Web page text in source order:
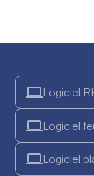
Logiciel
Logiciel
Logiciel